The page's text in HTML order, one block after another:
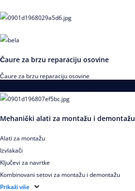
Čaure za brzu reparaciju osovine
Čaure za brzu reparaciju osovine
Mehanički alati za montažu i demontažu
Alati za montažu
Izvlakači
Ključevi za navrtke
Kombinovani setovi za montažu i demontažu
Pribor za izvlačenje ležajeva
Prikaži više